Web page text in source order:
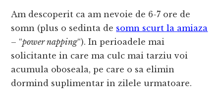
Am descoperit ca am nevoie de 6-7 ore de
somn (plus o sedinta de somn scurt la amiaza
– “power napping“). In perioadele mai
solicitante in care ma culc mai tarziu voi
acumula oboseala, pe care o sa elimin
dormind suplimentar in zilele urmatoare.